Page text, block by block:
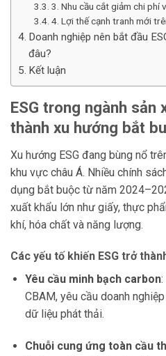
3. Nhu cầu cắt giảm chi phí
4. Lợi thế cạnh tranh mới
Doanh nghiệp nên bắt đầu
đâu?
Kết luận
ESG trong ngành
thành xu hướng bắt
Xu hướng ESG đang bùng nổ
khu vực châu Á. Nhiều chính
dụng bắt buộc từ năm
xuất khẩu lớn như giấy, thực
khí, hóa chất và năng lượng.
Các yếu tố khiến ESG trở
Yêu cầu minh bạch carbon:
CBAM, yêu cầu doanh
dữ liệu phát thải.
Chuỗi cung ứng toàn cầu